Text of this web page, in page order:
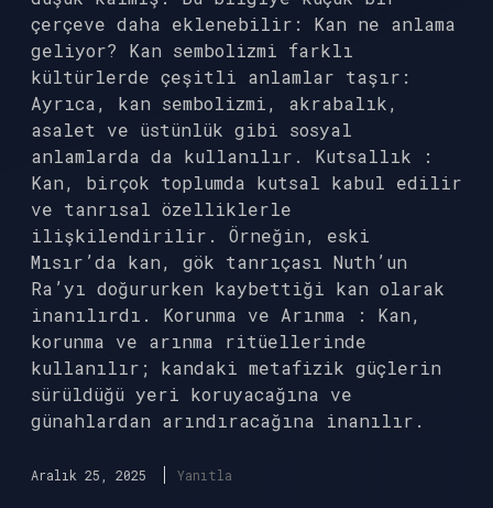
çerçeve daha eklenebilir: Kan ne anlama
geliyor? Kan sembolizmi farklı
kültürlerde çeşitli anlamlar taşır:
Ayrıca, kan sembolizmi, akrabalık,
asalet ve üstünlük gibi sosyal
anlamlarda da kullanılır. Kutsallık :
Kan, birçok toplumda kutsal kabul edilir
ve tanrısal özelliklerle
ilişkilendirilir. Örneğin, eski
Mısır’da kan, gök tanrıçası Nuth’un
Ra’yı doğururken kaybettiği kan olarak
inanılırdı. Korunma ve Arınma : Kan,
korunma ve arınma ritüellerinde
kullanılır; kandaki metafizik güçlerin
sürüldüğü yeri koruyacağına ve
günahlardan arındıracağına inanılır.
Aralık 25, 2025 Yanıtla